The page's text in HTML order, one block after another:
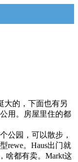
大的，下面也有另
用。房屋里住的都
公园，可以散步，
rewe。Haus出门就
啥都有卖。Markt这